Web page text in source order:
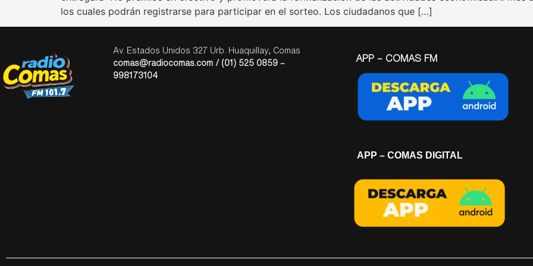
los cuales podrán registrarse para participar en el sorteo. Los ciudadanos que […]
Av. Estados Unidos 327 Urb. Huaquillay, Comas
comas@radiocomas.com / (01) 525 0859 –
998173104
APP – COMAS FM
APP – COMAS DIGITAL